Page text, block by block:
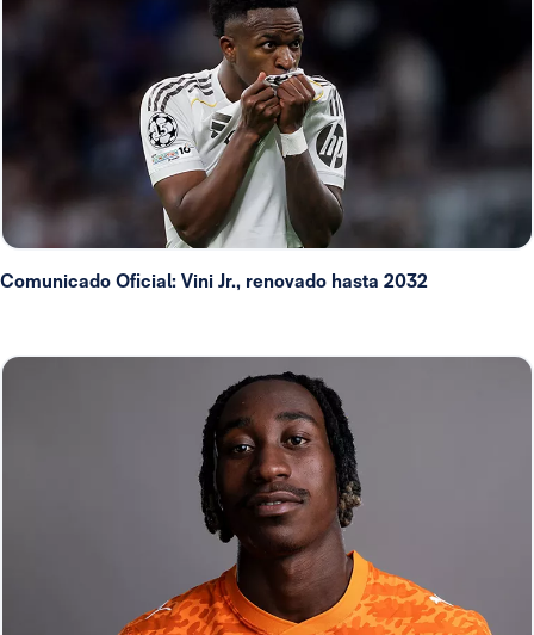
Comunicado Oficial: Vini Jr., renovado hasta 2032